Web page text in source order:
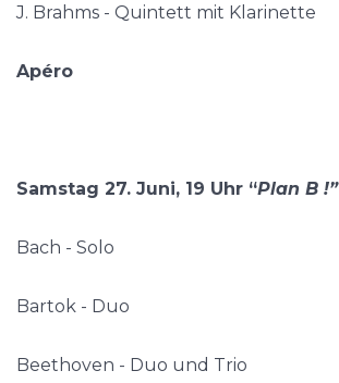
J. Brahms - Quintett mit Klarinette
Apéro
Samstag 27. Juni, 19 Uhr “Plan B !”
Bach - Solo
Bartok - Duo
Beethoven - Duo und Trio